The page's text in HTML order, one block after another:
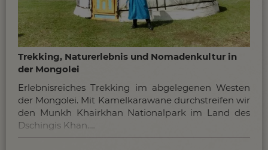
Trekking, Naturerlebnis und Nomadenkultur in
der Mongolei
Erlebnisreiches Trekking im abgelegenen Westen
der Mongolei. Mit Kamelkarawane durchstreifen wir
den Munkh Khairkhan Nationalpark im Land des
Dschingis Khan.